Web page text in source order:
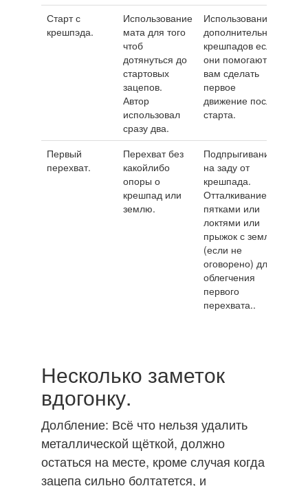
Старт с
крешпэда.
Использование
мата для того
чтоб
дотянуться до
стартовых
зацепов.
Автор
использовал
сразу два.
Использование
дополнительных
крешпадов если
они помогают
вам сделать
первое
движение после
старта.
Первый
перехват.
Перехват без
какойлибо
опоры о
крешпад или
землю.
Подпрыгивание
на заду от
крешпада.
Отталкивание
пятками или
локтями или
прыжок с земли
(если не
оговорено) для
облегчения
первого
перехвата..
Несколько заметок
вдогонку.
Долбление: Всё что нельзя удалить
металлической щёткой, должно
остаться на месте, кроме случая когда
зацепа сильно болтатется, и